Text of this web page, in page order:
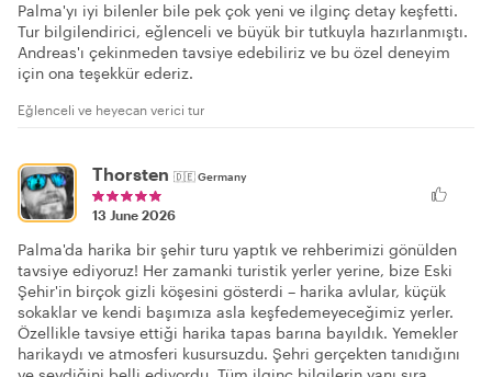
Palma'yı iyi bilenler bile pek çok yeni ve ilginç detay keşfetti.
Tur bilgilendirici, eğlenceli ve büyük bir tutkuyla hazırlanmıştı.
Andreas'ı çekinmeden tavsiye edebiliriz ve bu özel deneyim
için ona teşekkür ederiz.
Eğlenceli ve heyecan verici tur
Thorsten 🇩🇪Germany
13 June 2026
Palma'da harika bir şehir turu yaptık ve rehberimizi gönülden
tavsiye ediyoruz! Her zamanki turistik yerler yerine, bize Eski
Şehir'in birçok gizli köşesini gösterdi – harika avlular, küçük
sokaklar ve kendi başımıza asla keşfedemeyeceğimiz yerler.
Özellikle tavsiye ettiği harika tapas barına bayıldık. Yemekler
harikaydı ve atmosferi kusursuzdu. Şehri gerçekten tanıdığını